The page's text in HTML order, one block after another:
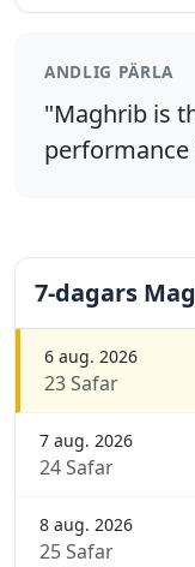
ANDLIG PÄRLA
"Maghrib is
7-dagars
6 aug. 2026
23 Safar
7 aug. 2026
24 Safar
8 aug. 2026
25 Safar